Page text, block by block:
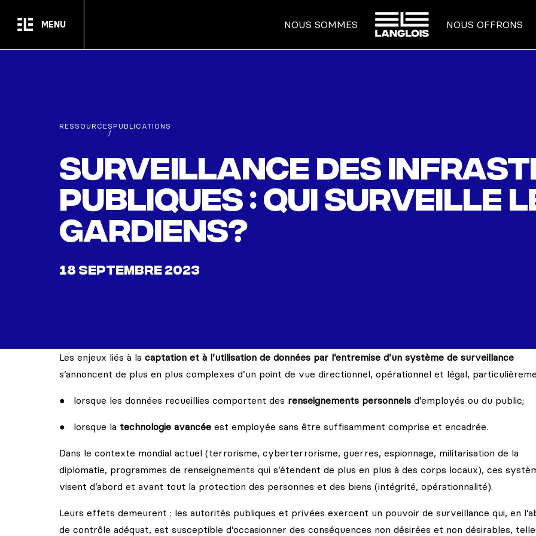
MENU NOUS SOMMES
ACCUEIL
NOUS OFFRONS
RESSOURCES
/
PUBLICATIONS
Surveillance des
publiques : qui surveille
Gardiens?
18 SEPTEMBRE 2023
Les enjeux liés à la captation et à l’utilisation de données par l’entremise d’un système de surveillance
s’annoncent de plus en plus complexes d’un point de vue directionnel, opérationnel et légal,
lorsque les données recueillies comportent des renseignements personnels d’employés ou du public;
lorsque la technologie avancée est employée sans être suffisamment comprise et encadrée.
Dans le contexte mondial actuel (terrorisme, cyberterrorisme, guerres, espionnage, militarisation de la
diplomatie, programmes de renseignements qui s’étendent de plus en plus à des corps locaux), ces
visent d’abord et avant tout la protection des personnes et des biens (intégrité, opérationnalité).
Leurs effets demeurent : les autorités publiques et privées exercent un pouvoir de surveillance qui, en
de contrôle adéquat, est susceptible d’occasionner des conséquences non désirées et non désirables,